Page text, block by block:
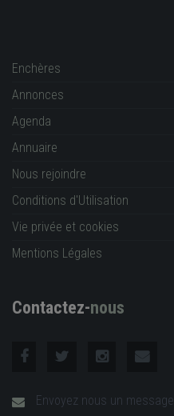
Enchères
Annonces
Agenda
Annuaire
Nous rejoindre
Conditions d'Utilisation
Vie privée et cookies
Mentions Légales
Contactez-nous
Envoyez nous un message